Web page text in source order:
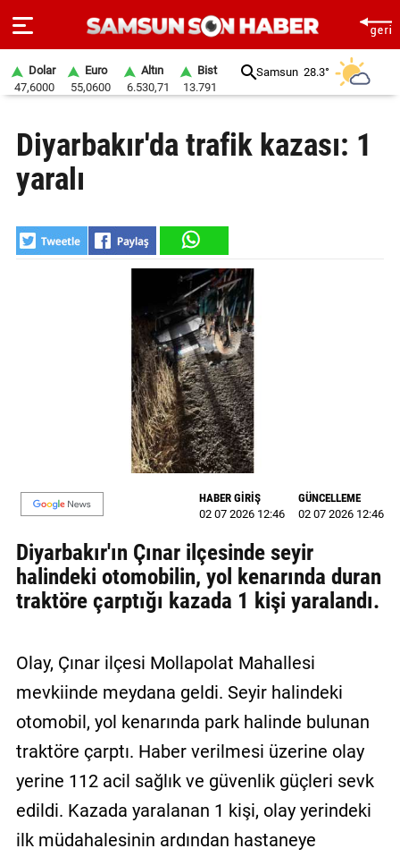
SAYFA
SAMSUN
SAMSUNSPOR
VİDEO
YAZARLAR
BİZE
ULAŞIN
İletişim
Gizlilik
Politikası
Dolar
47,6000
Euro
55,0600
Altın
6.530,71
Bist
13.791
Samsun 28.3°
Diyarbakır'da trafik kazası: 1
yaralı
HABER GİRİŞ
02 07 2026 12:46
GÜNCELLEME
02 07 2026 12:46
Diyarbakır'ın Çınar ilçesinde seyir
halindeki otomobilin, yol kenarında duran
traktöre çarptığı kazada 1 kişi yaralandı.
Olay, Çınar ilçesi Mollapolat Mahallesi
mevkiinde meydana geldi. Seyir halindeki
otomobil, yol kenarında park halinde bulunan
traktöre çarptı. Haber verilmesi üzerine olay
yerine 112 acil sağlık ve güvenlik güçleri sevk
edildi. Kazada yaralanan 1 kişi, olay yerindeki
ilk müdahalesinin ardından hastaneye